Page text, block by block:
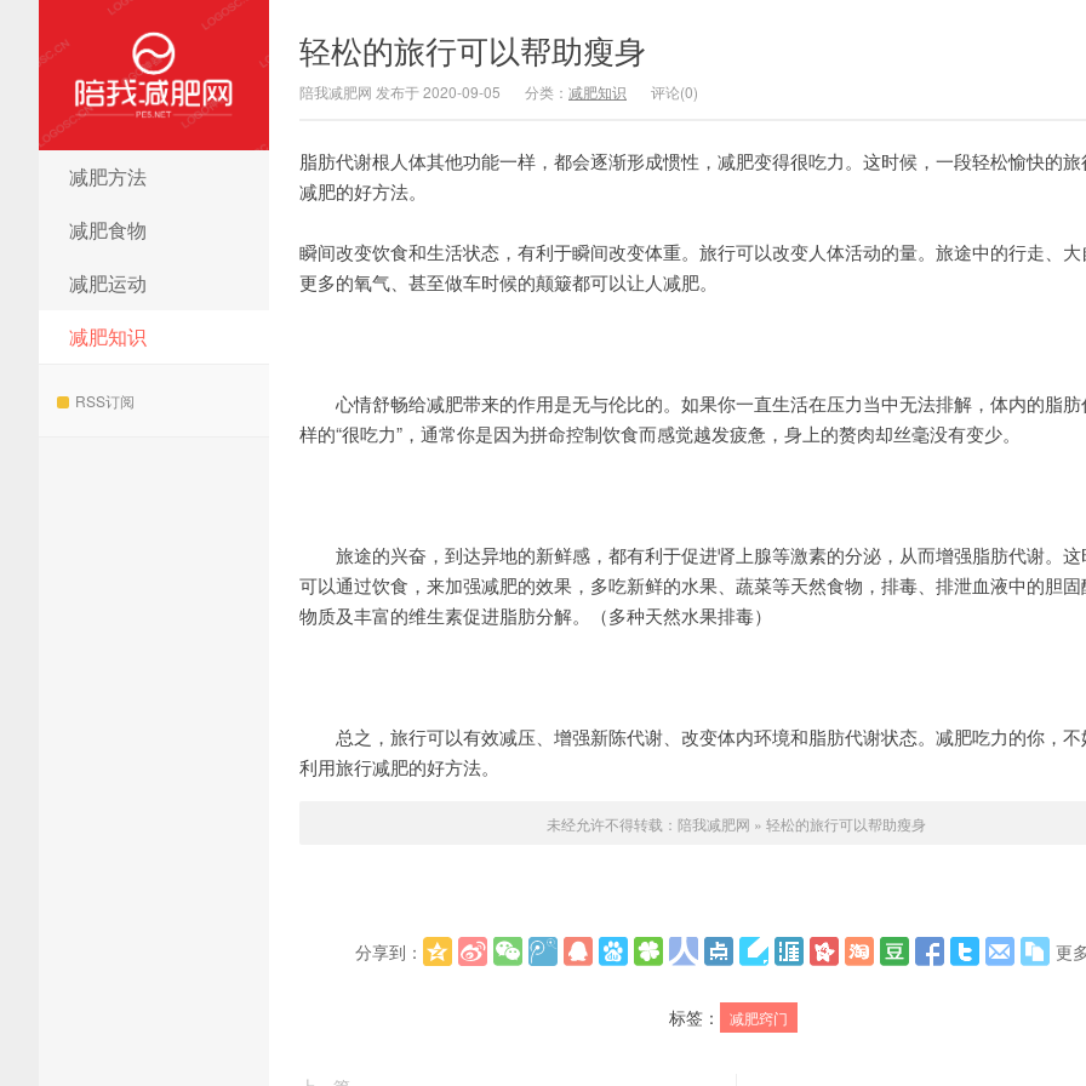
陪我减肥网
减肥方法
减肥食物
减肥运动
减肥知识
RSS订阅
轻松的旅行可以帮助瘦身
陪我减肥网 发布于 2020-09-05 分类： 减肥知识 评论(0)
脂肪代谢根人体其他功能一样，都会逐渐形成惯性，减肥变得很吃力。这时候，一段轻松愉快的
减肥的好方法。
瞬间改变饮食和生活状态，有利于瞬间改变体重。旅行可以改变人体活动的量。旅途中的行走、
更多的氧气、甚至做车时候的颠簸都可以让人减肥。
心情舒畅给减肥带来的作用是无与伦比的。如果你一直生活在压力当中无法排解，体内的脂肪
样的“很吃力”，通常你是因为拼命控制饮食而感觉越发疲惫，身上的赘肉却丝毫没有变少。
旅途的兴奋，到达异地的新鲜感，都有利于促进肾上腺等激素的分泌，从而增强脂肪代谢。这
可以通过饮食，来加强减肥的效果，多吃新鲜的水果、蔬菜等天然食物，排毒、排泄血液中的胆
物质及丰富的维生素促进脂肪分解。（多种天然水果排毒）
总之，旅行可以有效减压、增强新陈代谢、改变体内环境和脂肪代谢状态。减肥吃力的你，不
利用旅行减肥的好方法。
未经允许不得转载： 陪我减肥网 » 轻松的旅行可以帮助瘦身
分享到： 更
标签： 减肥窍门